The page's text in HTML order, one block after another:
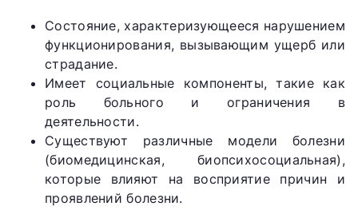
Состояние, характеризующееся нарушением
функционирования, вызывающим ущерб или
страдание.
Имеет социальные компоненты, такие как
роль больного и ограничения в
деятельности.
Существуют различные модели болезни
(биомедицинская, биопсихосоциальная),
которые влияют на восприятие причин и
проявлений болезни.